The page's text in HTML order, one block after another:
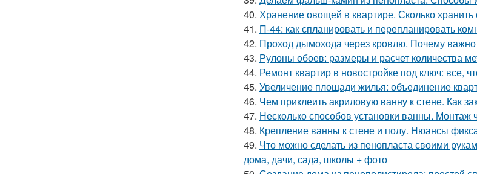
40. Хранение овощей в квартире. Сколько
41. П-44: как спланировать и перепланировать
42. Проход дымохода через кровлю. Почему
43. Рулоны обоев: размеры и расчет количества
44. Ремонт квартир в новостройке под ключ: все,
45. Увеличение площади жилья: объединение
46. Чем приклеить акриловую ванну к стене. Как
47. Несколько способов установки ванны. Монтаж
48. Крепление ванны к стене и полу. Нюансы
49. Что можно сделать из пенопласта своими
дома, дачи, сада, школы + фото